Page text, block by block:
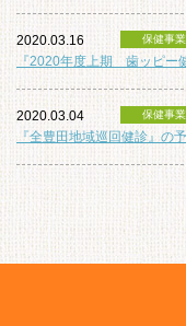
2020.03.16 保健事業
『2020年度上期 歯ッピー
2020.03.04 保健事業
『全豊田地域巡回健診』の